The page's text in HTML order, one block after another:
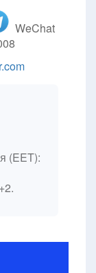
WeChat
(EET):